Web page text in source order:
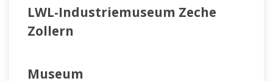
LWL-Industriemuseum Zeche
Zollern
Museum